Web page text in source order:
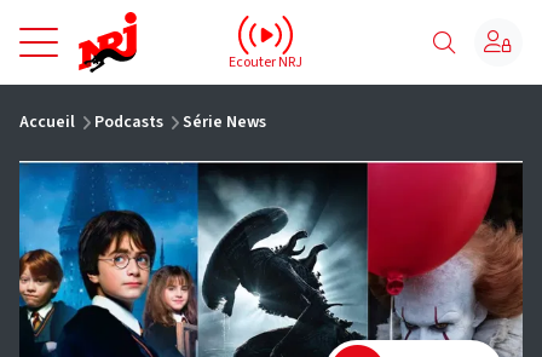
NRJ - Accueil
Ecouter NRJ
Accueil Podcasts Série News